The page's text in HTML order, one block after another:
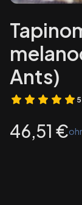
Ants)
Preis
46,51 €